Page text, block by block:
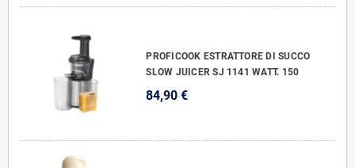
PROFICOOK ESTRATTORE DI SUCCO
SLOW JUICER SJ 1141 WATT. 150
84,90 €